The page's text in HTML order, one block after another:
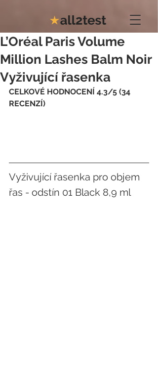
L’Oréal Paris Volume
Million Lashes Balm Noir
Vyživující řasenka
CELKOVÉ HODNOCENÍ 4.3/5 (34
RECENZÍ)
Vyživující řasenka pro objem
řas - odstín 01 Black 8,9 ml